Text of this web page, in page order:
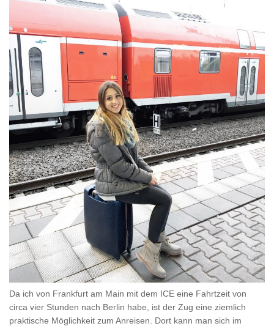
Da ich von Frankfurt am Main mit dem ICE eine Fahrtzeit von
circa vier Stunden nach Berlin habe, ist der Zug eine ziemlich
praktische Möglichkeit zum Anreisen. Dort kann man sich im